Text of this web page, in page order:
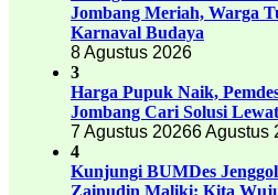
Jombang Meriah, Warga
Karnaval Budaya
8 Agustus 2026
3
Harga Pupuk Naik,
Jombang Cari Solusi
7 Agustus 20266 Agustus
4
Kunjungi BUMDes
Zainudin Maliki: Kita